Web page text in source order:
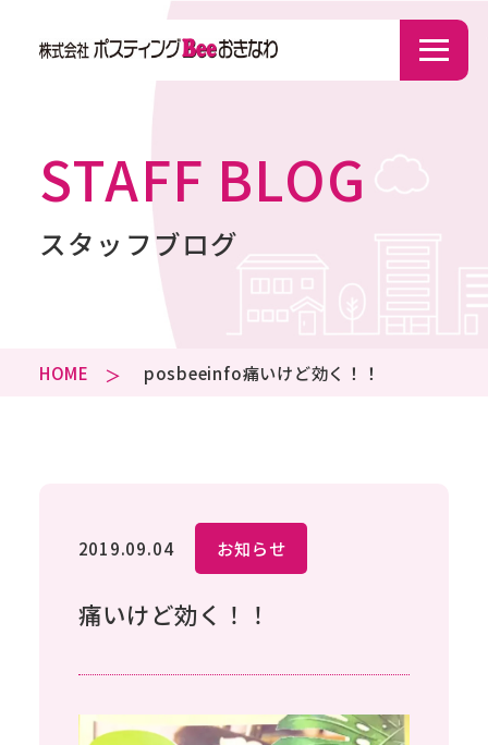
STAFF BLOG
スタッフブログ
HOME posbeeinfo痛いけど効く！！
2019.09.04 お知らせ
痛いけど効く！！